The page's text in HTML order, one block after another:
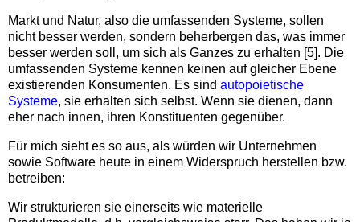
Markt und Natur, also die umfassenden Systeme, sollen
nicht besser werden, sondern beherbergen das, was immer
besser werden soll, um sich als Ganzes zu erhalten [5]. Die
umfassenden Systeme kennen keinen auf gleicher Ebene
existierenden Konsumenten. Es sind autopoietische
Systeme, sie erhalten sich selbst. Wenn sie dienen, dann
eher nach innen, ihren Konstituenten gegenüber.
Für mich sieht es so aus, als würden wir Unternehmen
sowie Software heute in einem Widerspruch herstellen bzw.
betreiben:
Wir strukturieren sie einerseits wie materielle